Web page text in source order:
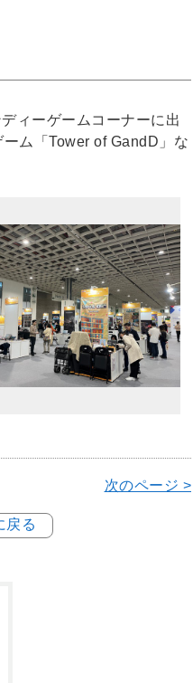
ィーゲームコーナーに出
ム「Tower of GandD」な
次のページ >
戻る